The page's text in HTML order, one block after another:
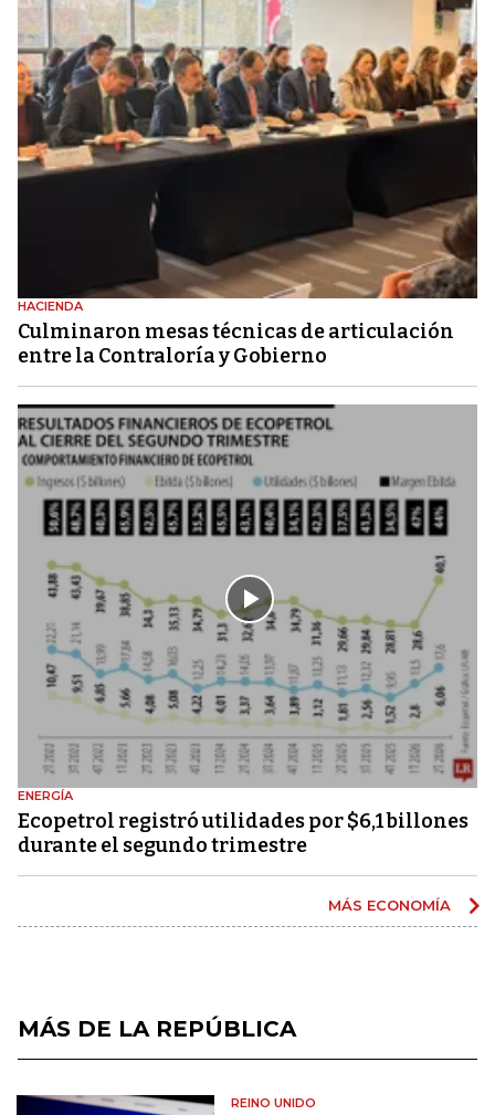
HACIENDA
Culminaron mesas técnicas de articulación
entre la Contraloría y Gobierno
ENERGÍA
Ecopetrol registró utilidades por $6,1 billones
durante el segundo trimestre
MÁS ECONOMÍA
MÁS DE LA REPÚBLICA
REINO UNIDO